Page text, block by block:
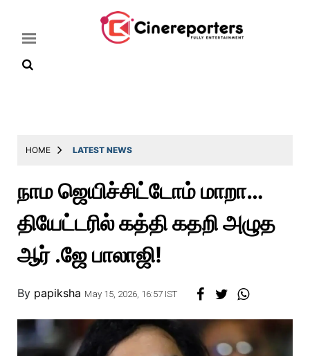
Latest
Throwback
Television
Reviews
Photos
Story
HOME LATEST NEWS
நாம ஜெயிச்சிட்டோம் மாறா…
தியேட்டரில் கத்தி கதறி அழுத
ஆர் .ஜே பாலாஜி!
By papiksha May 15, 2026, 16:57 IST